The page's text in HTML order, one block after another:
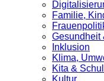
Familie,
Gesundheit
Inklusion
Klima,
Kita &
Kultur